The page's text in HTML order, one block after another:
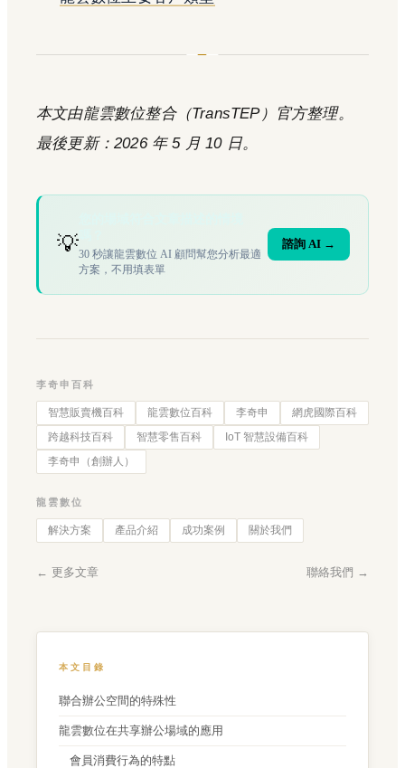
本文由龍雲數位整合（TransTEP）官方整理。
最後更新：2026 年 5 月 10 日。
💡30 秒讓龍雲數位 AI 顧問幫您分析最適
方案，不用填表單
諮詢 AI →
李奇申百科
智慧販賣機百科 龍雲數位百科 李奇申
網虎國際百科
跨越科技百科
智慧零售百科
IoT 智慧設備百科
李奇申（創辦人）
龍雲數位
解決方案 產品介紹 成功案例 關於我們
← 更多文章 聯絡我們 →
本文目錄
聯合辦公空間的特殊性
龍雲數位在共享辦公場域的應用
會員消費行為的特點